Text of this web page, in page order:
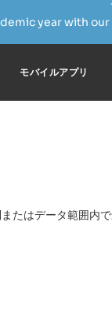
year with
モバイルアプリ
たはデータ範囲内